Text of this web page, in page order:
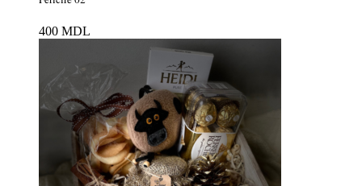
400 MDL